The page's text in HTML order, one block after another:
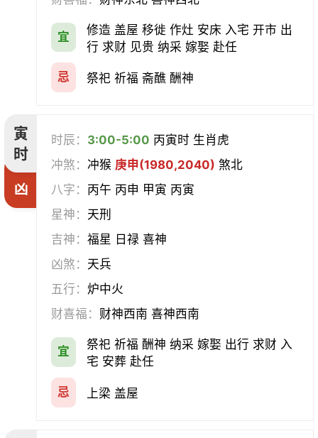
会亲友 伐木 架马 扫舍
入学
断蚁 归岫 修坟
破土 安葬 立碑
除服 移柩
修墓 塞穴
宜
修造 盖屋 移徙 作灶 安床 入宅 开市 出
行 求财 见贵 纳采 嫁娶 赴任
忌 祭祀 祈福 斋醮 酬神
寅
时
凶
时辰： 3:00-5:00 丙寅时 生肖虎
冲煞：冲猴 庚申(1980,2040) 煞北
八字： 丙午 丙申 甲寅 丙寅
星神： 天刑
吉神：福星 日禄 喜神
凶煞： 天兵
五行： 炉中火
财喜福： 财神西南 喜神西南
宜
祭祀 祈福 酬神 纳采 嫁娶 出行 求财 入
宅 安葬 赴任
忌 上梁 盖屋